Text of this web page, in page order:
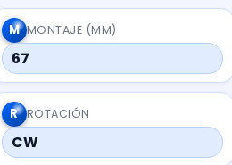
M MONTAJE (MM)
67
R ROTACIÓN
CW